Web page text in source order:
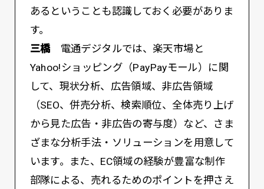
あるということも認識しておく必要がありま
す。
三橋電通デジタルでは、楽天市場と
Yahoo!ショッピング（PayPayモール）に関
して、現状分析、広告領域、非広告領域
（SEO、併売分析、検索順位、全体売り上げ
から見た広告・非広告の寄与度）など、さま
ざまな分析手法・ソリューションを用意して
います。また、EC領域の経験が豊富な制作
部隊による、売れるためのポイントを押さえ